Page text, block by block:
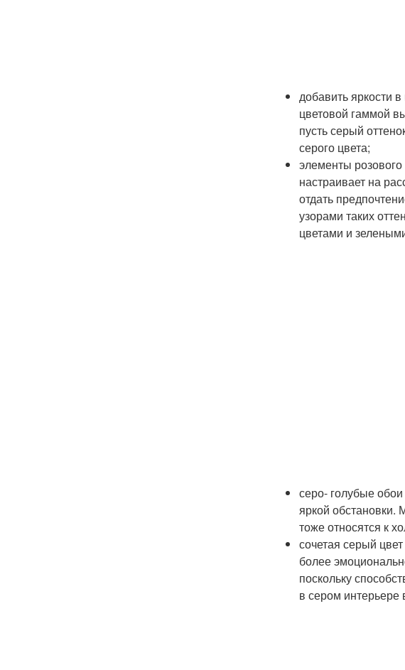
добавить яркости
цветовой гаммой
пусть серый
серого цвета;
элементы
настраивает на
отдать
узорами таких
цветами и
серо- голубые
яркой обстановки.
тоже относятся к
сочетая серый
более
поскольку
в сером интерьере